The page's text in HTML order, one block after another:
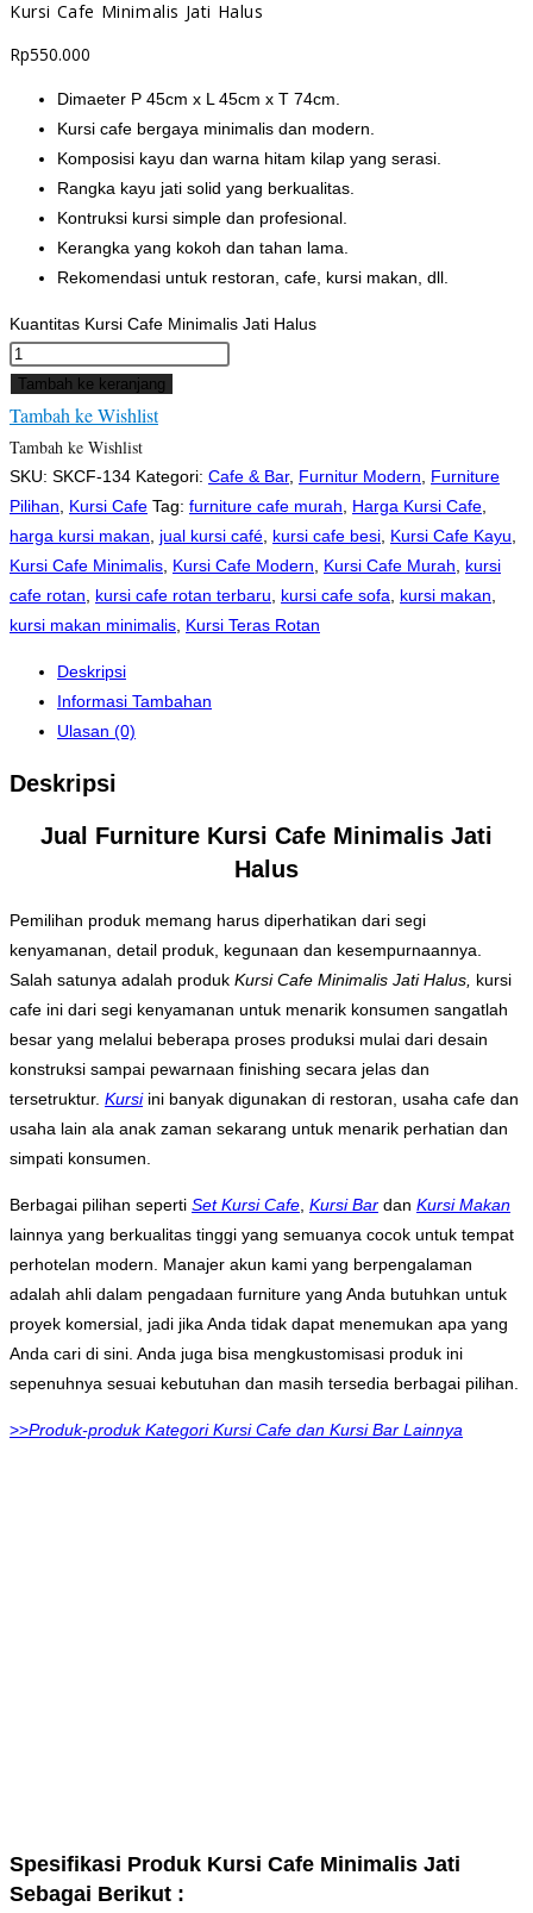
Kursi Cafe Minimalis Jati Halus
Rp550.000
Dimaeter P 45cm x L 45cm x T 74cm.
Kursi cafe bergaya minimalis dan modern.
Komposisi kayu dan warna hitam kilap yang serasi.
Rangka kayu jati solid yang berkualitas.
Kontruksi kursi simple dan profesional.
Kerangka yang kokoh dan tahan lama.
Rekomendasi untuk restoran, cafe, kursi makan, dll.
Kuantitas Kursi Cafe Minimalis Jati Halus
Tambah ke keranjang
Tambah ke Wishlist
Tambah ke Wishlist
SKU: SKCF-134 Kategori: Cafe & Bar, Furnitur Modern
Furniture
Pilihan
Kursi Cafe Tag: furniture cafe murah Harga Kursi Cafe
harga kursi makan
jual kursi café kursi cafe besi Kursi Cafe Kayu
Kursi Cafe Minimalis Kursi Cafe Modern Kursi Cafe Murah
kursi
cafe rotan
kursi cafe rotan terbaru kursi cafe sofa kursi makan
kursi makan minimalis Kursi Teras Rotan
Deskripsi
Informasi Tambahan
Ulasan (0)
Deskripsi
Jual Furniture Kursi Cafe Minimalis Jati
Halus
Pemilihan produk memang harus diperhatikan dari segi
kenyamanan, detail produk, kegunaan dan kesempurnaannya.
Salah satunya adalah produk Kursi Cafe Minimalis Jati Halus, kursi
cafe ini dari segi kenyamanan untuk menarik konsumen sangatlah
besar yang melalui beberapa proses produksi mulai dari desain
konstruksi sampai pewarnaan finishing secara jelas dan
tersetruktur. Kursiini banyak digunakan di restoran, usaha cafe dan
usaha lain ala anak zaman sekarang untuk menarik perhatian dan
simpati konsumen.
Berbagai pilihan seperti Set Kursi Cafe Kursi Bar dan Kursi Makan
lainnya yang berkualitas tinggi yang semuanya cocok untuk tempat
perhotelan modern. Manajer akun kami yang berpengalaman
adalah ahli dalam pengadaan furniture yang Anda butuhkan untuk
proyek komersial, jadi jika Anda tidak dapat menemukan apa yang
Anda cari di sini. Anda juga bisa mengkustomisasi produk ini
sepenuhnya sesuai kebutuhan dan masih tersedia berbagai pilihan.
>>Produk-produk Kategori Kursi Cafe dan Kursi Bar Lainnya
Spesifikasi Produk Kursi Cafe Minimalis Jati
Sebagai Berikut :